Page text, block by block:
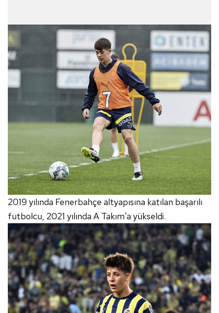
2019 yılında Fenerbahçe altyapısına katılan başarılı
futbolcu, 2021 yılında A Takım'a yükseldi.